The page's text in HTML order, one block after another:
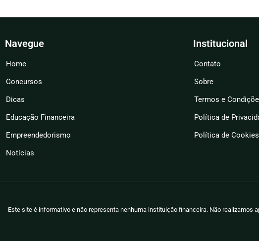
Navegue
Home
Concursos
Dicas
Educação Financeira
Empreendedorismo
Notícias
Institucional
Contato
Sobre
Termos e
Política de
Política de Cookies
Este site é informativo e não representa nenhuma instituição financeira. Não